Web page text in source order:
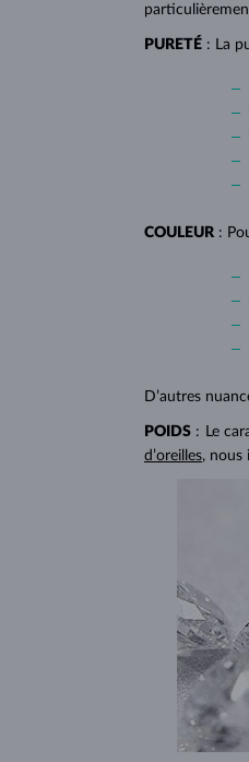
PURETÉ : La
COULEUR :
D’autres
POIDS : Le
d’oreilles, nous